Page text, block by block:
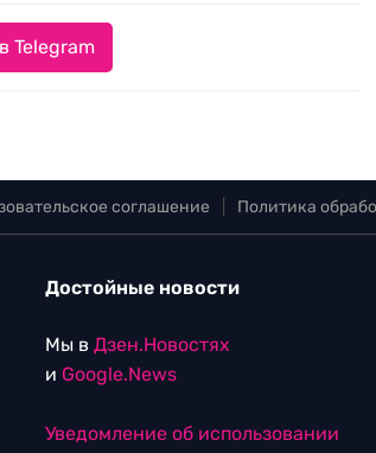
Telegram
соглашение Политика
Достойные новости
Мы в Дзен.Новостях
и Google.News
Уведомление об использовании